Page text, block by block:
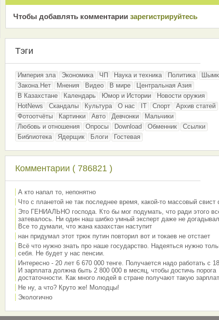
Чтобы добавлять комментарии зарeгиcтрирyйтeсь
Тэги
Империя зла Экономика ЧП Наука и техника Политика
Закона.Нет
Мнения Видео В мире
Центральная Азия
В Казахстане
Календарь Юмор и Истории
Новости оружия
HotNews
Скандалы Культура О нас IT Спорт
Архив статей
Фотоотчёты
Картинки Авто Девчонки
Мальчики
Любовь и отношения
Опросы Download Обменник
Ссылки
Библиотека
Ядерщик Блоги Гостевая
Комментарии ( 786821 )
А кто напал то, непонятно
Что с планетой не так последнее время, какой-то массовый свист
Это ГЕНИАЛЬНО господа. Кто бы мог подумать, что ради этого
затевалось. Ни один наш шибко умный эксперт даже не
Все то думали, что жана казахстан наступит
нан придумал этот трюк путин повторил вот и токаев не отстает
Всё что нужно знать про наше государство. Надеяться нужно
себя. Не будет у нас пенсии.
Интересно - 20 лет 6 670 000 тенге. Получается надо работать с
И зарплата должна быть 2 800 000 в месяц, чтобы достичь порога
достаточности. Как много людей в стране получают такую
Не ну, а что? Круто же! Молодцы!
Экологично